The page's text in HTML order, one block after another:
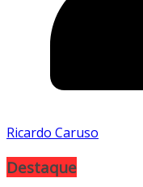
Ricardo Caruso
Destaque